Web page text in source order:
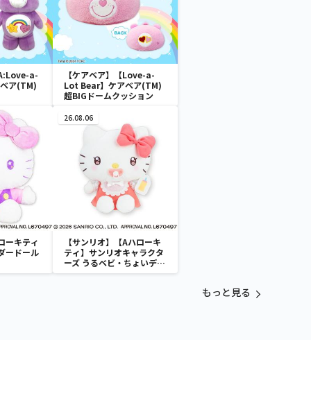
a-
ア(TM)
【ケアベア】【Love-a-
Lot Bear】ケアベア(TM)
超BIGドームクッション
ーキティ
ードール
26.08.06
【サンリオ】【Aハローキ
ティ】サンリオキャラクタ
ーズ うるベビ・ちょいデカ
ドール
もっと見る